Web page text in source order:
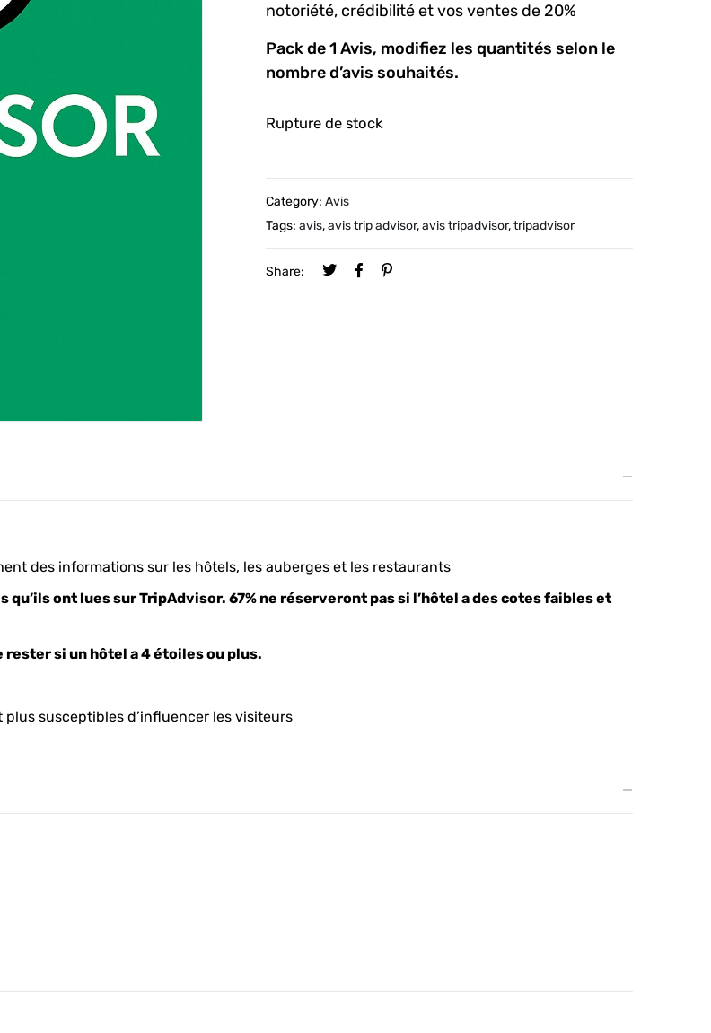
notoriété, crédibilité et vos ventes de 20%
Pack de 1 Avis, modifiez les quantités selon le
nombre d’avis souhaités.
Rupture de stock
Category: Avis
Tags: avis,avis trip advisor,avis tripadvisor,tripadvisor
Share:
des informations sur les hôtels, les auberges et les restaurants
ont lues sur TripAdvisor. 67% ne réserveront pas si l’hôtel a des cotes faibles et
si un hôtel a 4 étoiles ou plus.
susceptibles d’influencer les visiteurs